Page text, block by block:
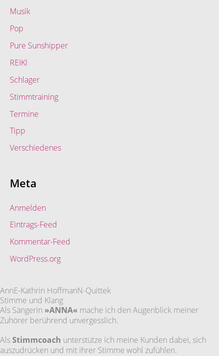
Musik
Pop
Pure Sunshipper
REIKI
Schlager
Stimmtraining
Termine
Tipp
Verschiedenes
Meta
Anmelden
Eintrags-Feed
Kommentar-Feed
WordPress.org
AnnE-Kathrin HoffmanN-Quittek
Stimme und Klang
Als Sängerin »ANNA« mache ich den Augenblick meiner
Zuhörer berührend unvergesslich.
AlsStimmcoach unterstütze ich meine Kunden dabei, sich
auszudrücken und mit ihrer Stimme wohl zufühlen.